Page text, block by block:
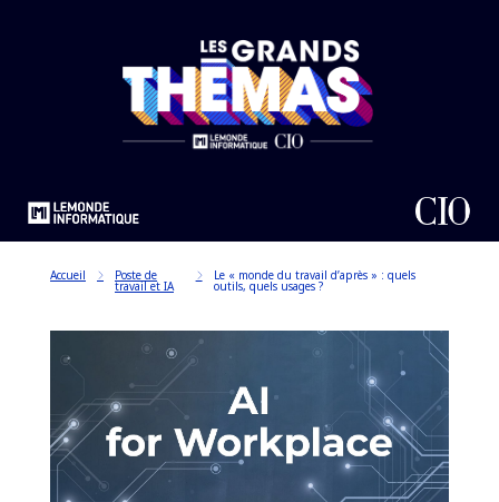
Accueil Poste de
travail et IA
Le « monde du travail d’après » : quels
outils, quels usages ?